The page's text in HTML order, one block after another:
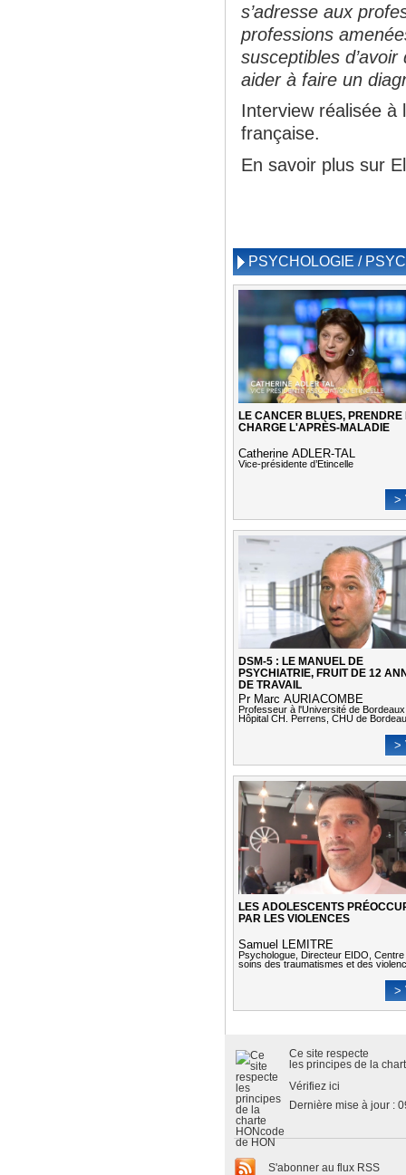
s’adresse aux
professions
susceptibles
aider à faire un
Interview réalisée à
française.
En savoir plus sur
PSYCHOLOGIE /
LE CANCER BLUES, PRENDRE
CHARGE L'APRÈS-MALADIE
Catherine ADLER-TAL
Vice-présidente d’Etincelle
>
DSM-5 : LE MANUEL DE
PSYCHIATRIE, FRUIT DE 12
DE TRAVAIL
Pr Marc AURIACOMBE
Professeur à l'Université de
Hôpital CH. Perrens, CHU de
>
LES ADOLESCENTS
PAR LES VIOLENCES
Samuel LEMITRE
Psychologue, Directeur EIDO, Centre
soins des traumatismes et des
>
Ce site respecte
les principes de la
Vérifiez ici
Dernière mise à jour :
S'abonner au flux RSS